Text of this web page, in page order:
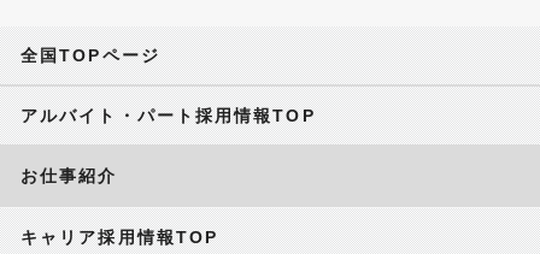
全国TOPページ
アルバイト・パート採用情報TOP
お仕事紹介
キャリア採用情報TOP